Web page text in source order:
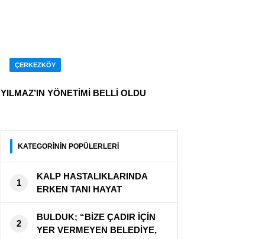
ÇERKEZKÖY
YILMAZ’IN YÖNETİMİ BELLİ OLDU
KATEGORİNİN POPÜLERLERİ
1
KALP HASTALIKLARINDA
ERKEN TANI HAYAT
KURTARIYOR
2
BULDUK; “BİZE ÇADIR İÇİN
YER VERMEYEN BELEDİYE,